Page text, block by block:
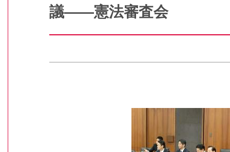
議――憲法審査会